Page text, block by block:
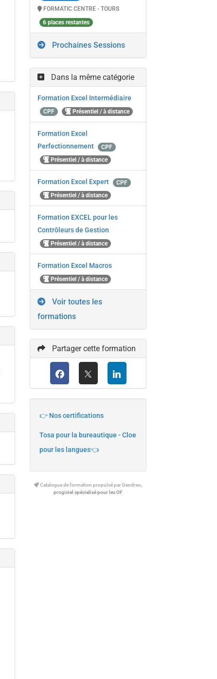
FORMATIC CENTRE - TOURS
6 places restantes
Prochaines Sessions
Dans la même catégorie
Formation Excel Intermédiaire
CPF Présentiel / à distance
Formation Excel
Perfectionnement
CPF
Présentiel / à distance
Formation Excel Expert
CPF
Présentiel / à distance
Formation EXCEL pour les
Contrôleurs de Gestion
Présentiel / à distance
Formation Excel Macros
Présentiel / à distance
Voir toutes les
formations
Partager cette formation
👉 Nos certifications
Tosa pour la bureautique - Cloe
pour les langues👈
Catalogue de formation propulsé par Dendreo,
progiciel spécialisé pour les OF